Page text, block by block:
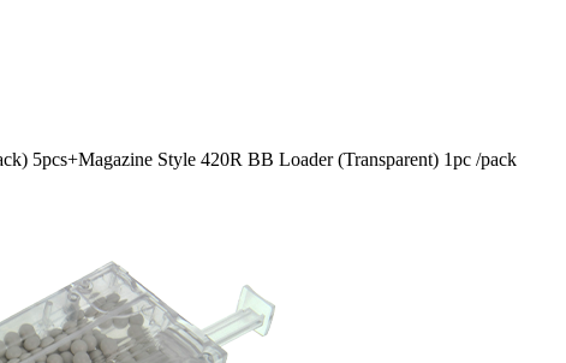
5pcs+Magazine Style 420R BB Loader (Transparent) 1pc /pack